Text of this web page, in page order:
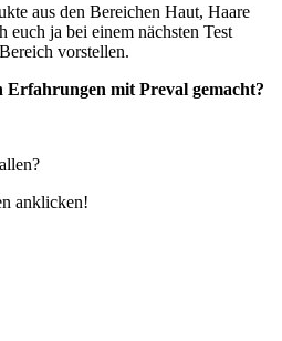
aus den Bereichen Haut, Haare
ja bei einem nächsten Test
vorstellen.
Erfahrungen mit Preval gemacht?
anklicken!